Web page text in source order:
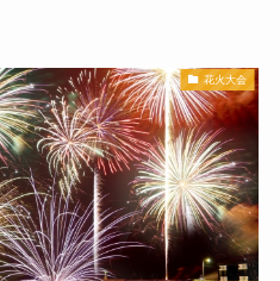
花火大会